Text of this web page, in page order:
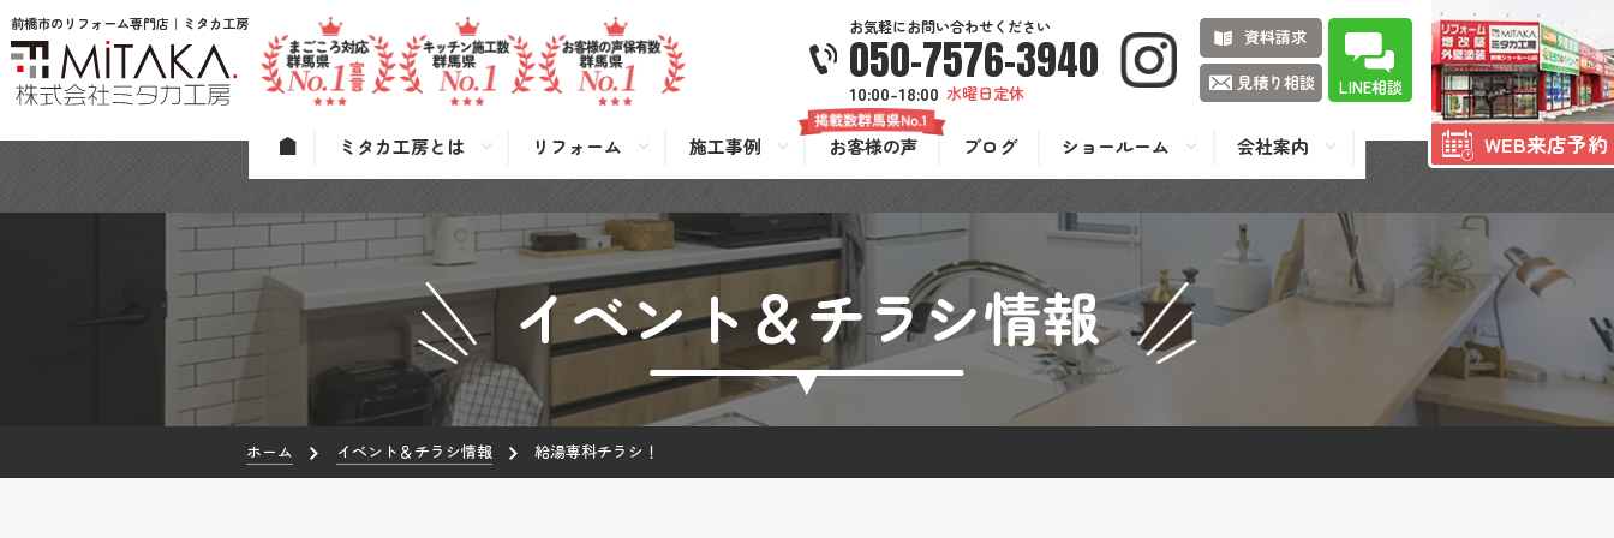
前橋市のリフォーム専門店｜ミタカ工房 お気軽にお問い合わせください
050-7576-3940
10:00-18:00 水曜日定休
資料請求
見積り相談
LINE相談
WEB来店予約
ミタカ工房とは リフォーム 施工事例 お客様の声 ブログ ショールーム 会社案内
イベント＆チラシ情報
ホーム イベント＆チラシ情報 給湯専科チラシ！